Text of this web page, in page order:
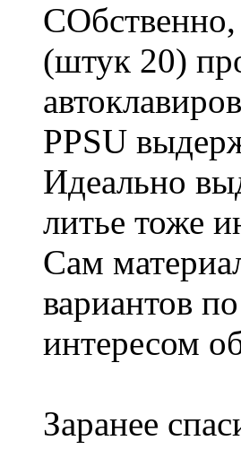
СОбственно,
(штук 20)
PPSU
Идеально
литье тоже
Сам
вариантов
интересом
Заранее